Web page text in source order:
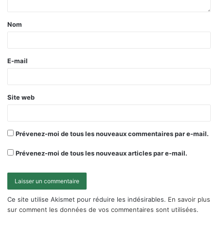
Nom
E-mail
Site web
Prévenez-moi de tous les nouveaux commentaires par e-mail.
Prévenez-moi de tous les nouveaux articles par e-mail.
Ce site utilise Akismet pour réduire les indésirables. En savoir plus
sur comment les données de vos commentaires sont utilisées.